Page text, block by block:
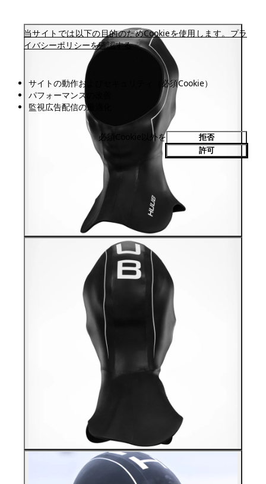
当サイトでは以下の目的のためCookieを使用します。 プラ
イバシーポリシーを確認する
サイトの動作およびセキュリティ（必須Cookie）
パフォーマンスの改善
監視広告配信の最適化
必須Cookie以外を
拒否
許可